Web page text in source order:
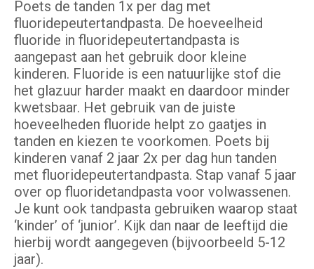
Poets de tanden 1x per dag met
fluoridepeutertandpasta. De hoeveelheid
fluoride in fluoridepeutertandpasta is
aangepast aan het gebruik door kleine
kinderen. Fluoride is een natuurlijke stof die
het glazuur harder maakt en daardoor minder
kwetsbaar. Het gebruik van de juiste
hoeveelheden fluoride helpt zo gaatjes in
tanden en kiezen te voorkomen. Poets bij
kinderen vanaf 2 jaar 2x per dag hun tanden
met fluoridepeutertandpasta. Stap vanaf 5 jaar
over op fluoridetandpasta voor volwassenen.
Je kunt ook tandpasta gebruiken waarop staat
‘kinder’ of ‘junior’. Kijk dan naar de leeftijd die
hierbij wordt aangegeven (bijvoorbeeld 5-12
jaar).